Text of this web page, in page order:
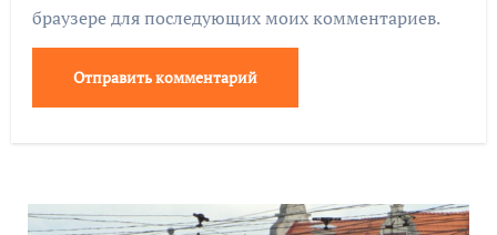
браузере для последующих моих комментариев.